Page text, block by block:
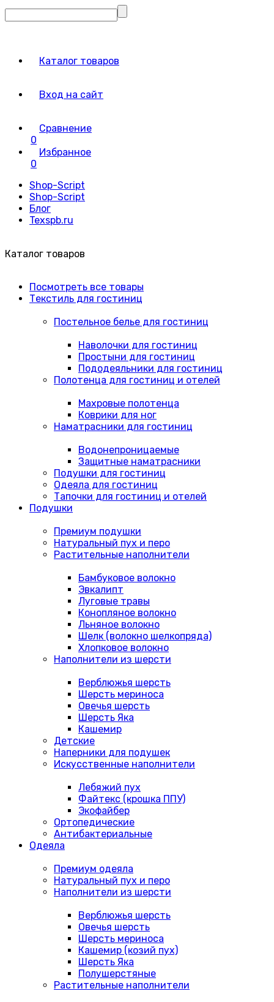
Каталог товаров
Вход на сайт
Сравнение
0
Избранное
0
Shop-Script
Shop-Script
Блог
Texspb.ru
Каталог товаров
Посмотреть все товары
Текстиль для гостиниц
Постельное белье для гостиниц
Наволочки для гостиниц
Простыни для гостиниц
Пододеяльники для гостиниц
Полотенца для гостиниц и отелей
Махровые полотенца
Коврики для ног
Наматрасники для гостиниц
Водонепроницаемые
Защитные наматрасники
Подушки для гостиниц
Одеяла для гостиниц
Тапочки для гостиниц и отелей
Подушки
Премиум подушки
Натуральный пух и перо
Растительные наполнители
Бамбуковое волокно
Эвкалипт
Луговые травы
Конопляное волокно
Льняное волокно
Шелк (волокно шелкопряда)
Хлопковое волокно
Наполнители из шерсти
Верблюжья шерсть
Шерсть мериноса
Овечья шерсть
Шерсть Яка
Кашемир
Детские
Наперники для подушек
Искусственные наполнители
Лебяжий пух
Файтекс (крошка ППУ)
Экофайбер
Ортопедические
Антибактериальные
Одеяла
Премиум одеяла
Натуральный пух и перо
Наполнители из шерсти
Верблюжья шерсть
Овечья шерсть
Шерсть мериноса
Кашемир (козий пух)
Шерсть Яка
Полушерстяные
Растительные наполнители